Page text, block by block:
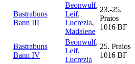
Bastrabuns
Bann III
Beonwulf,
Leif,
Lucrezia,
Madalene
23.-25.
Praios
1016 BF
Bastrabuns
Bann IV
Beonwulf,
Leif,
Lucrezia
25. Praios
1016 BF